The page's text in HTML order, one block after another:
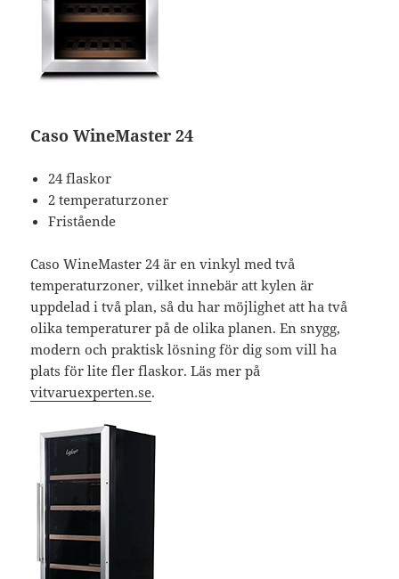
Caso WineMaster 24
24 flaskor
2 temperaturzoner
Fristående
Caso WineMaster 24 är en vinkyl med två
temperaturzoner, vilket innebär att kylen är
uppdelad i två plan, så du har möjlighet att ha två
olika temperaturer på de olika planen. En snygg,
modern och praktisk lösning för dig som vill ha
plats för lite fler flaskor. Läs mer på
vitvaruexperten.se.